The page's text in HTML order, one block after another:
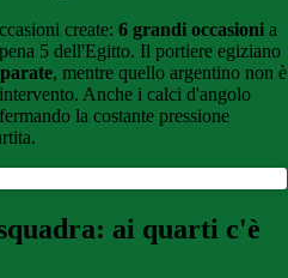
create: 6 grandi occasioni a
5 dell'Egitto. Il portiere egiziano
, mentre quello argentino non è
Anche i calci d'angolo
la costante pressione
ai quarti c'è